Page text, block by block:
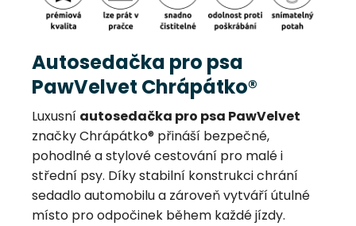
Autosedačka pro psa
PawVelvet Chrápátko®
Luxusní autosedačka pro psa PawVelvet
značky Chrápátko® přináší bezpečné,
pohodlné a stylové cestování pro malé i
střední psy. Díky stabilní konstrukci chrání
sedadlo automobilu a zároveň vytváří útulné
místo pro odpočinek během každé jízdy.